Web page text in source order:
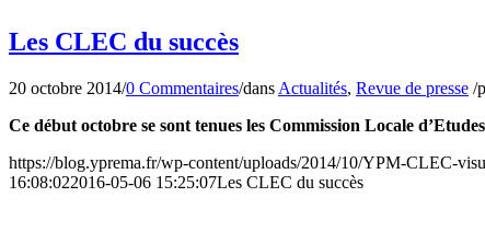
Les CLEC du succès
20 octobre 2014/0 Commentaires/dans Actualités, Revue de presse /
Ce début octobre se sont tenues les Commission Locale
https://blog.yprema.fr/wp-content/uploads/2014/10/YPM-CLEC-
16:08:022016-05-06 15:25:07Les CLEC du succès